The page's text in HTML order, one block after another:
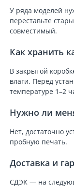
У ряда моделей
переставьте
совместимый.
Как хранить
В закрытой
влаги. Перед
температуре 1–2
Нужно ли
Нет, достаточно
пробную печать.
Доставка и
СДЭК — на